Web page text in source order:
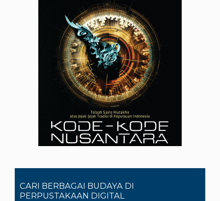
CARI BERBAGAI BUDAYA DI
PERPUSTAKAAN DIGITAL